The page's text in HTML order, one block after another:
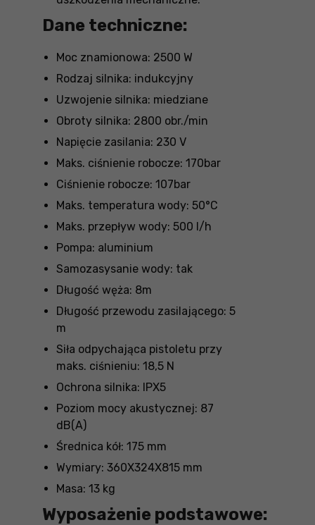
Dane techniczne:
Moc znamionowa: 2500 W
Rodzaj silnika: indukcyjny
Uzwojenie silnika: miedziane
Obroty silnika: 2800 obr./min
Napięcie zasilania: 230 V
Maks. ciśnienie robocze: 170bar
Ciśnienie robocze: 107bar
Maks. temperatura wody: 50°C
Maks. przepływ wody: 500 l/h
Pompa: aluminium
Samozasysanie wody: tak
Długość węża: 8m
Długość przewodu zasilającego: 5
m
Siła odpychająca pistoletu przy
maks. ciśnieniu: 18,5 N
Ochrona silnika: IPX5
Poziom mocy akustycznej: 87
dB(A)
Średnica kół: 175 mm
Wymiary: 360X324X815 mm
Masa: 13 kg
Wyposażenie podstawowe: